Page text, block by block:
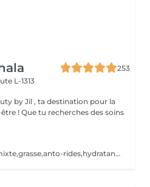
253
L-1313
by Jil , ta destination pour la
soins
Pour tout types de peaux (mixte,grasse,anto-rides,hydratant,rosacea,cicatrice,sensible) pas d'extraction,ni d'epilation visage avant. Il faut éviter le soleil les 2 semaines après le traitement. Cure de 4 soins pour un meilleur resultat. Un soin tout les 2 semaines = 390 aulieu de 440,20, y compris 2 cremes pour soin à domicile,si la facture est réglée au 1ier rv.